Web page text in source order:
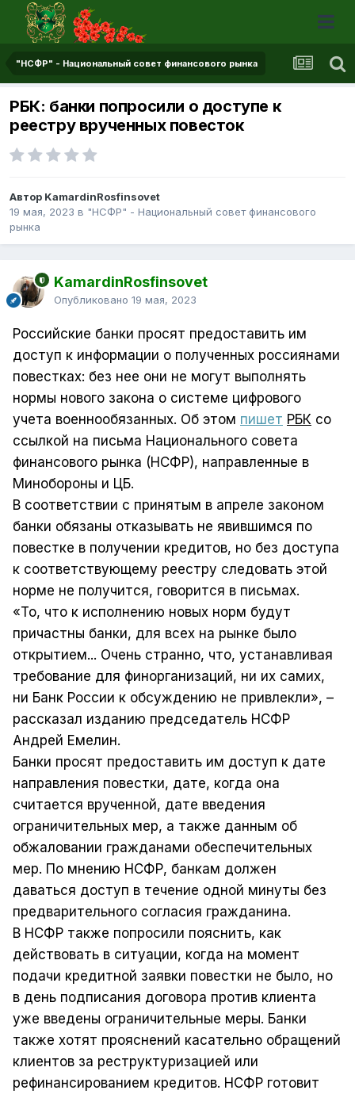
"НСФР" - Национальный совет финансового рынка
РБК: банки попросили о доступе к
реестру врученных повесток
Автор KamardinRosfinsovet
19 мая, 2023 в "НСФР" - Национальный совет финансового
рынка
KamardinRosfinsovet
Опубликовано 19 мая, 2023
Российские банки просят предоставить им
доступ к информации о полученных россиянами
повестках: без нее они не могут выполнять
нормы нового закона о системе цифрового
учета военнообязанных. Об этом пишет РБК со
ссылкой на письма Национального совета
финансового рынка (НСФР), направленные в
Минобороны и ЦБ.
В соответствии с принятым в апреле законом
банки обязаны отказывать не явившимся по
повестке в получении кредитов, но без доступа
к соответствующему реестру следовать этой
норме не получится, говорится в письмах.
«То, что к исполнению новых норм будут
причастны банки, для всех на рынке было
открытием... Очень странно, что, устанавливая
требование для финорганизаций, ни их самих,
ни Банк России к обсуждению не привлекли», –
рассказал изданию председатель НСФР
Андрей Емелин.
Банки просят предоставить им доступ к дате
направления повестки, дате, когда она
считается врученной, дате введения
ограничительных мер, а также данным об
обжаловании гражданами обеспечительных
мер. По мнению НСФР, банкам должен
даваться доступ в течение одной минуты без
предварительного согласия гражданина.
В НСФР также попросили пояснить, как
действовать в ситуации, когда на момент
подачи кредитной заявки повестки не было, но
в день подписания договора против клиента
уже введены ограничительные меры. Банки
также хотят прояснений касательно обращений
клиентов за реструктуризацией или
рефинансированием кредитов. НСФР готовит